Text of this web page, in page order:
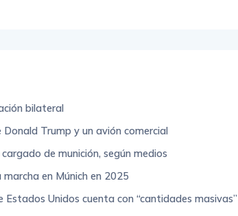
bilateral
Trump y un avión comercial
de munición, según medios
en Múnich en 2025
Unidos cuenta con “cantidades masivas”